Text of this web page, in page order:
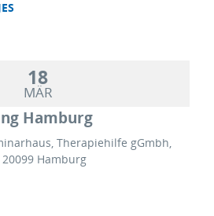
18
MÄR
Hamburg
Therapiehilfe gGmbh,
Hamburg